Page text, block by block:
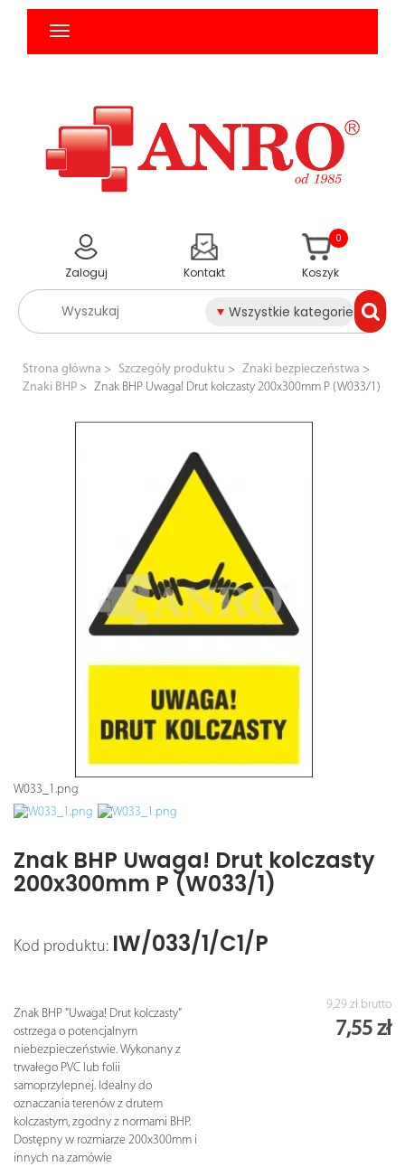
Wszystkie kategorie
Zaloguj Kontakt Koszyk
0
Strona główna Szczegóły produktu
Znaki bezpieczeństwa
Znaki BHP
Znak BHP Uwaga! Drut kolczasty 200x300mm P (W033/1)
W033_1.png
Znak BHP Uwaga! Drut kolczasty
200x300mm P (W033/1)
Kod produktu: IW/033/1/C1/P
Znak BHP "Uwaga! Drut kolczasty"
ostrzega o potencjalnym
niebezpieczeństwie. Wykonany z
trwałego PVC lub folii
samoprzylepnej. Idealny do
oznaczania terenów z drutem
kolczastym, zgodny z normami BHP.
Dostępny w rozmiarze 200x300mm i
innych na zamówie
9,29 zł brutto
7,55 zł